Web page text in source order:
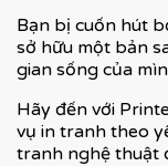
Bạn bị cuốn hút
sở hữu một bản
gian sống của
Hãy đến với
vụ in tranh theo
tranh nghệ thuật